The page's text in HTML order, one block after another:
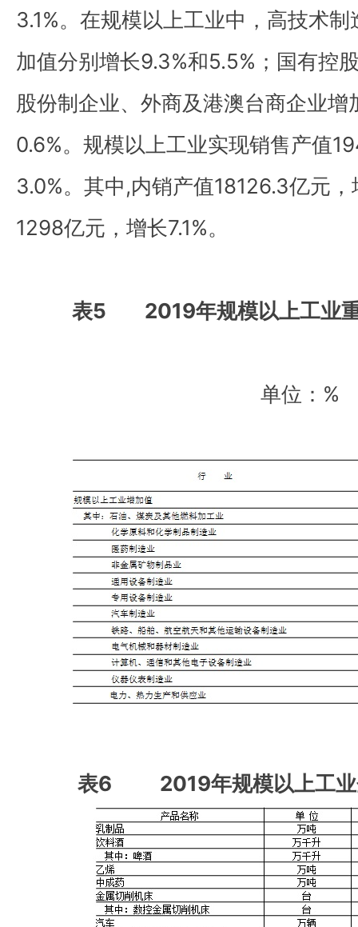
3.1%。在规模以上工业中，高技术
加值分别增长9.3%和5.5%；国有控
股份制企业、外商及港澳台商企业增
0.6%。规模以上工业实现销售产值
3.0%。其中,内销产值18126.3亿元
1298亿元，增长7.1%。
表5 2019年规模以上工业重
单位：%
表6 2019年规模以上工业